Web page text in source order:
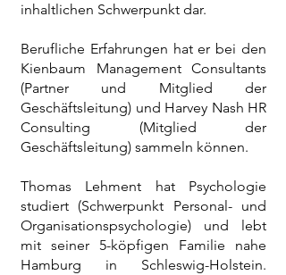
inhaltlichen Schwerpunkt dar.
Berufliche Erfahrungen hat er bei den
Kienbaum Management Consultants
(Partner und Mitglied der
Geschäftsleitung) und Harvey Nash HR
Consulting (Mitglied der
Geschäftsleitung) sammeln können.
Thomas Lehment hat Psychologie
studiert (Schwerpunkt Personal- und
Organisationspsychologie) und lebt
mit seiner 5-köpfigen Familie nahe
Hamburg in Schleswig-Holstein.